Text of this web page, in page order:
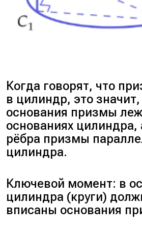
Когда говорят, что
в цилиндр, это значит,
основания призмы
основаниях цилиндра,
рёбра призмы
цилиндра.
Ключевой момент: в
цилиндра (круги)
вписаны основания